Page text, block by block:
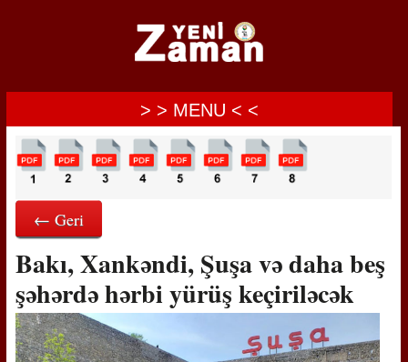
> > MENU < <
← Geri
Bakı, Xankəndi, Şuşa və daha beş
şəhərdə hərbi yürüş keçiriləcək